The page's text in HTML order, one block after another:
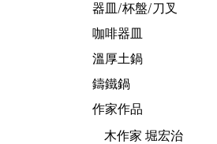
器皿/杯盤/刀叉
咖啡器皿
溫厚土鍋
鑄鐵鍋
作家作品
木作家 堀宏治